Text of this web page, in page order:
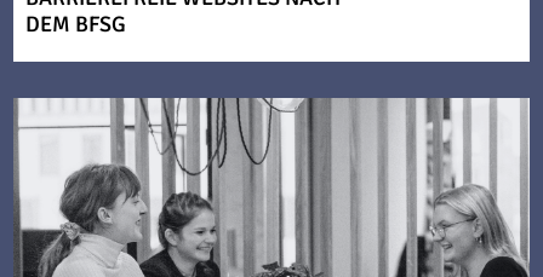
DEM BFSG